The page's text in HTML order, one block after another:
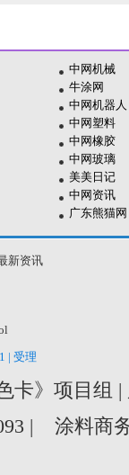
中网机械
牛涂网
中网机器人
中网塑料
中网橡胶
中网玻璃
美美日记
中网资讯
广东熊猫网
新资讯
| 受理
卡》项目组
| 涂料商